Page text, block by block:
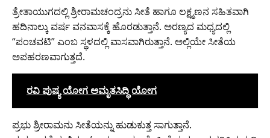
ತ್ರೇತಾಯುಗದಲ್ಲಿ ಶ್ರೀರಾಮಚಂದ್ರನು ಸೀತೆ ಹಾಗೂ ಲಕ್ಷ್ಮಣನ ಸಹಿತವಾಗಿ
ಹದಿನಾಲ್ಕು ವರ್ಷ ವನವಾಸಕ್ಕೆ ಹೊರಡುತ್ತಾನೆ. ಅರಣ್ಯದ ಮಧ್ಯದಲ್ಲಿ
“ಪಂಚವಟಿ” ಎಂಬ ಸ್ಥಳದಲ್ಲಿ ವಾಸವಾಗಿರುತ್ತಾನೆ. ಅಲ್ಲಿಯೇ ಸೀತೆಯ
ಅಪಹರಣವಾಗುತ್ತದೆ.
ರವಿ ಪುಷ್ಯ ಯೋಗ ಅಮೃತಸಿದ್ಧಿ ಯೋಗ
ಪ್ರಭು ಶ್ರೀರಾಮನು ಸೀತೆಯನ್ನು ಹುಡುಕುತ್ತ ಸಾಗುತ್ತಾನೆ.